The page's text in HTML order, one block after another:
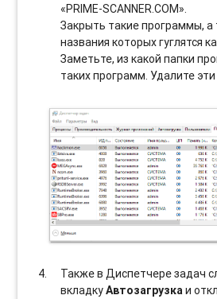
«PRIME-SCANNER.COM».
Закрыть такие программы, а
названия которых гуглятся
Заметьте, из какой папки
таких программ. Удалите эти
Также в Диспетчере задач
вкладкуАвтозагрузкаи